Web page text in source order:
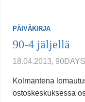
PÄIVÄKIRJA
90-4 jäljellä
18.04.2013, 90DAYS
Kolmantena
ostoskeskuksessa